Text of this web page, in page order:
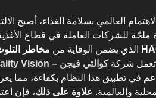
العالمي بسلامة الغذاء، أصبح
ملحّة للشركات العاملة في قطاع
الذي يضمن الوقاية من مخاطر
تعمل شركةكوالتي فيجن – Quality Vision
في تطبيق هذا النظام بكفاءة، مما
والعالمية. علاوة على ذلك